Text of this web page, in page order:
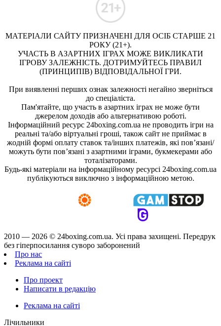
МАТЕРІАЛИ САЙТУ ПРИЗНАЧЕНІ ДЛЯ ОСІБ СТАРШЕ 21
РОКУ (21+).
УЧАСТЬ В АЗАРТНИХ ІГРАХ МОЖЕ ВИКЛИКАТИ
ІГРОВУ ЗАЛЕЖНІСТЬ. ДОТРИМУЙТЕСЬ ПРАВИЛ
(ПРИНЦИПІВ) ВІДПОВІДАЛЬНОЇ ГРИ.
При виявленні перших ознак залежності негайно зверніться
до спеціаліста.
Пам'ятайте, що участь в азартних іграх не може бути
джерелом доходів або альтернативою роботі.
Інформаційний ресурс 24boxing.com.ua не проводить ігри на
реальні та/або віртуальні гроші, також сайт не приймає в
жодній формі оплату ставок та/інших платежів, які пов’язані/
можуть бути пов’язані з азартними іграми, букмекерами або
тоталізаторами.
Будь-які матеріали на інформаційному ресурсі 24boxing.com.ua
публікуються виключно з інформаційною метою.
2010 — 2026 © 24boxing.com.ua. Усi права захищенi. Передрук
без гіперпосилання суворо заборонений
Про нас
Реклама на сайті
Про проект
Написати в редакцію
Реклама на сайті
Лічильники